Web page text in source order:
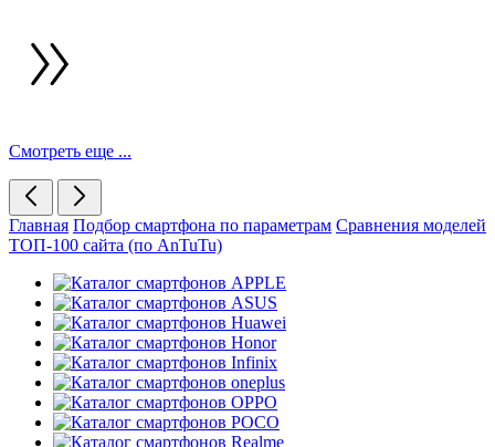
Смотреть еще ...
Главная Подбор смартфона по параметрам Сравнения моделей
ТОП-100 сайта (по AnTuTu)